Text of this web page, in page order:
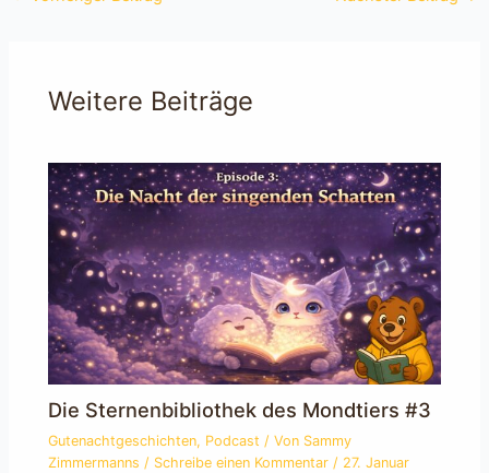
Weitere Beiträge
Die Sternenbibliothek des Mondtiers #3
Gutenachtgeschichten, Podcast / Von Sammy
Zimmermanns / Schreibe einen Kommentar / 27. Januar